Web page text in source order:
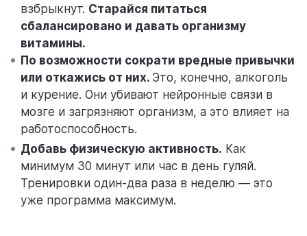
взбрыкнут. Старайся питаться
сбалансировано и давать организму
витамины.
По возможности сократи вредные привычки
или откажись от них. Это, конечно, алкоголь
и курение. Они убивают нейронные связи в
мозге и загрязняют организм, а это влияет на
работоспособность.
Добавь физическую активность. Как
минимум 30 минут или час в день гуляй.
Тренировки один-два раза в неделю — это
уже программа максимум.